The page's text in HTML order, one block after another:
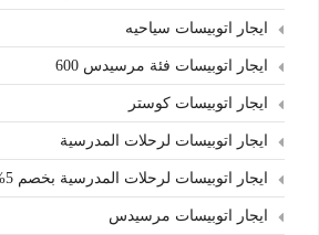
ايجار اتوبيسات سياحيه
ايجار اتوبيسات فئة مرسيدس 600
ايجار اتوبيسات كوستر
ايجار اتوبيسات لرحلات المدرسية
ايجار اتوبيسات لرحلات المدرسية بخصم 5% للقطاع الحكومي
ايجار اتوبيسات مرسيدس